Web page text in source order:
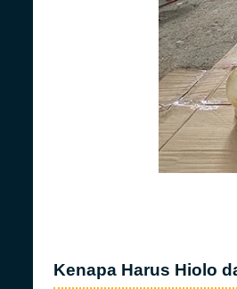
Kenapa Harus Hiolo